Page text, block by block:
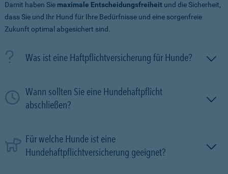
Damit haben Sie maximale Entscheidungsfreiheit und die Sicherheit,
dass Sie und Ihr Hund für Ihre Bedürfnisse und eine sorgenfreie
Zukunft optimal abgesichert sind.
Was ist eine Haftpflichtversicherung für Hunde?
Wann sollten Sie eine Hundehaftpflicht
abschließen?
Für welche Hunde ist eine
Hundehaftpflichtversicherung geeignet?